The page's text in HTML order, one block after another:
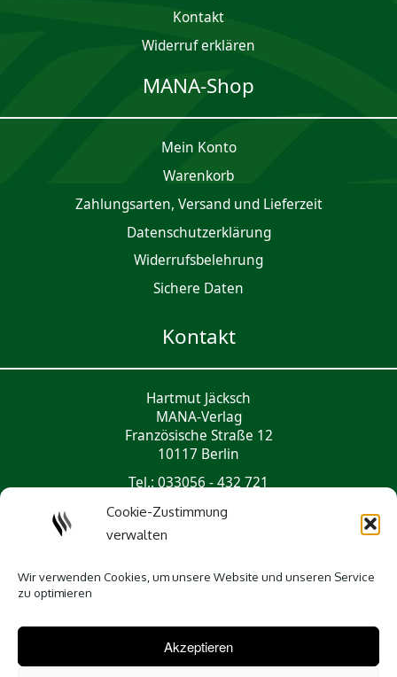
Cookie-Zustimmung
verwalten
Wir verwenden Cookies, um unsere Website und unseren Service
zu optimieren
Akzeptieren
Kontakt
Widerruf erklären
MANA-Shop
Mein Konto
Waren­korb
Zahlungsarten, Versand und Lieferzeit
Daten­schutz­er­klärung
Widerrufsbelehrung
Sichere Daten
Kontakt
Hartmut Jäcksch
MANA-Verlag
Französische Straße 12
10117 Berlin
Tel.: 033056 - 432 721
Social Media